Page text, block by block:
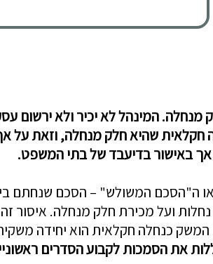
מנחלה. המינהל לא יכיר ולא ירשום
חקלאית שהיא חלק מנחלה, וזאת על
אך באישור בדיעבד של בתי המשפט.
ה"הסכם המשולש" – הסכם שנחתם
ועל מכירת חלק מנחלה.
המשק כנחלה חקלאית הוא יחידה
את הסמכות לקבוע הסדרים